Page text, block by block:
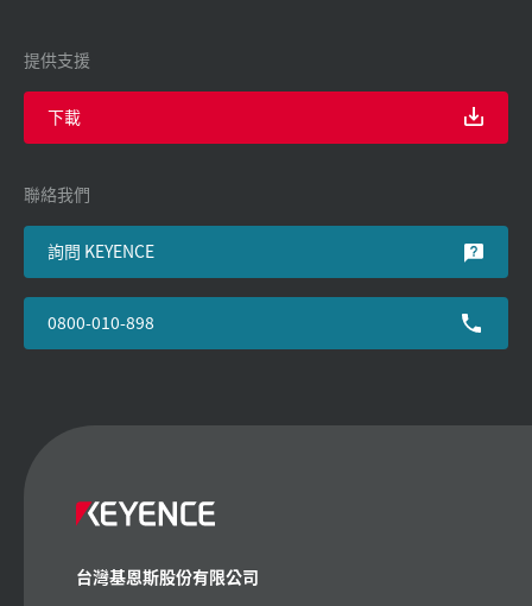
提供支援
下載
聯絡我們
詢問 KEYENCE
0800-010-898
台灣基恩斯股份有限公司